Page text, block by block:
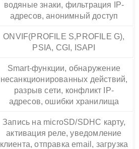
водяные знаки, фильтрация IP-
адресов, анонимный доступ
ONVIF(PROFILE S,PROFILE G),
PSIA, CGI, ISAPI
Smart-функции, обнаружение
несанкционированных действий,
разрыв сети, конфликт IP-
адресов, ошибки хранилища
Запись на microSD/SDHC карту,
активация реле, уведомление
клиента, отправка email, загрузка